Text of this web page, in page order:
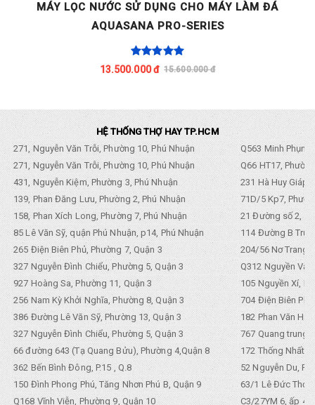
MÁY LỌC NƯỚC SỬ DỤNG CHO MÁY LÀM ĐÁ
AQUASANA PRO-SERIES
13.500.000 đ 15.600.000 đ
HỆ THỐNG THỢ HAY TP.HCM
271, Nguyễn Văn Trỗi, Phường 10, Phú Nhuận
Q563 Minh
271, Nguyễn Văn Trỗi, Phường 10, Phú Nhuận
Q66 HT17,
431, Nguyễn Kiệm, Phường 3, Phú Nhuận
231 Hà Huy Giáp,
139, Phan Đăng Lưu, Phường 2, Phú Nhuận
71D/5 Kp7,
158, Phan Xích Long, Phường 7, Phú Nhuận
21 Đường số 2,
85 Lê Văn Sỹ, quận Phú Nhuận, p14, Phú Nhuận
114 Đường B
265 Điện Biên Phủ, Phường 7, Quận 3
204/56 Nơ Trang
327 Nguyễn Đình Chiểu, Phường 5, Quận 3
Q312 Nguyền
927 Hoàng Sa, Phường 11, Quận 3
105 Nguyền Xí,
256 Nam Kỳ Khởi Nghĩa, Phường 8, Quận 3
704 Điện Biên
386 Đường Lê Văn Sỹ, Phường 13, Quận 3
182 Phan Văn
327 Nguyễn Đình Chiểu, Phường 5, Quận 3
767 Quang trung,
66 đường 643 (Tạ Quang Bửu), Phường 4,Quận 8
172 Thống Nhất.
362 Bến Bình Đông, P.15 , Q.8
52 Nguyễn Du,
150 Đình Phong Phú, Tăng Nhơn Phú B, Quận 9
63/1 Lê Đức Thọ,
Q168 Vĩnh Viễn, Phường 9, Quận 10
C3/27YM 6, ấp 4,